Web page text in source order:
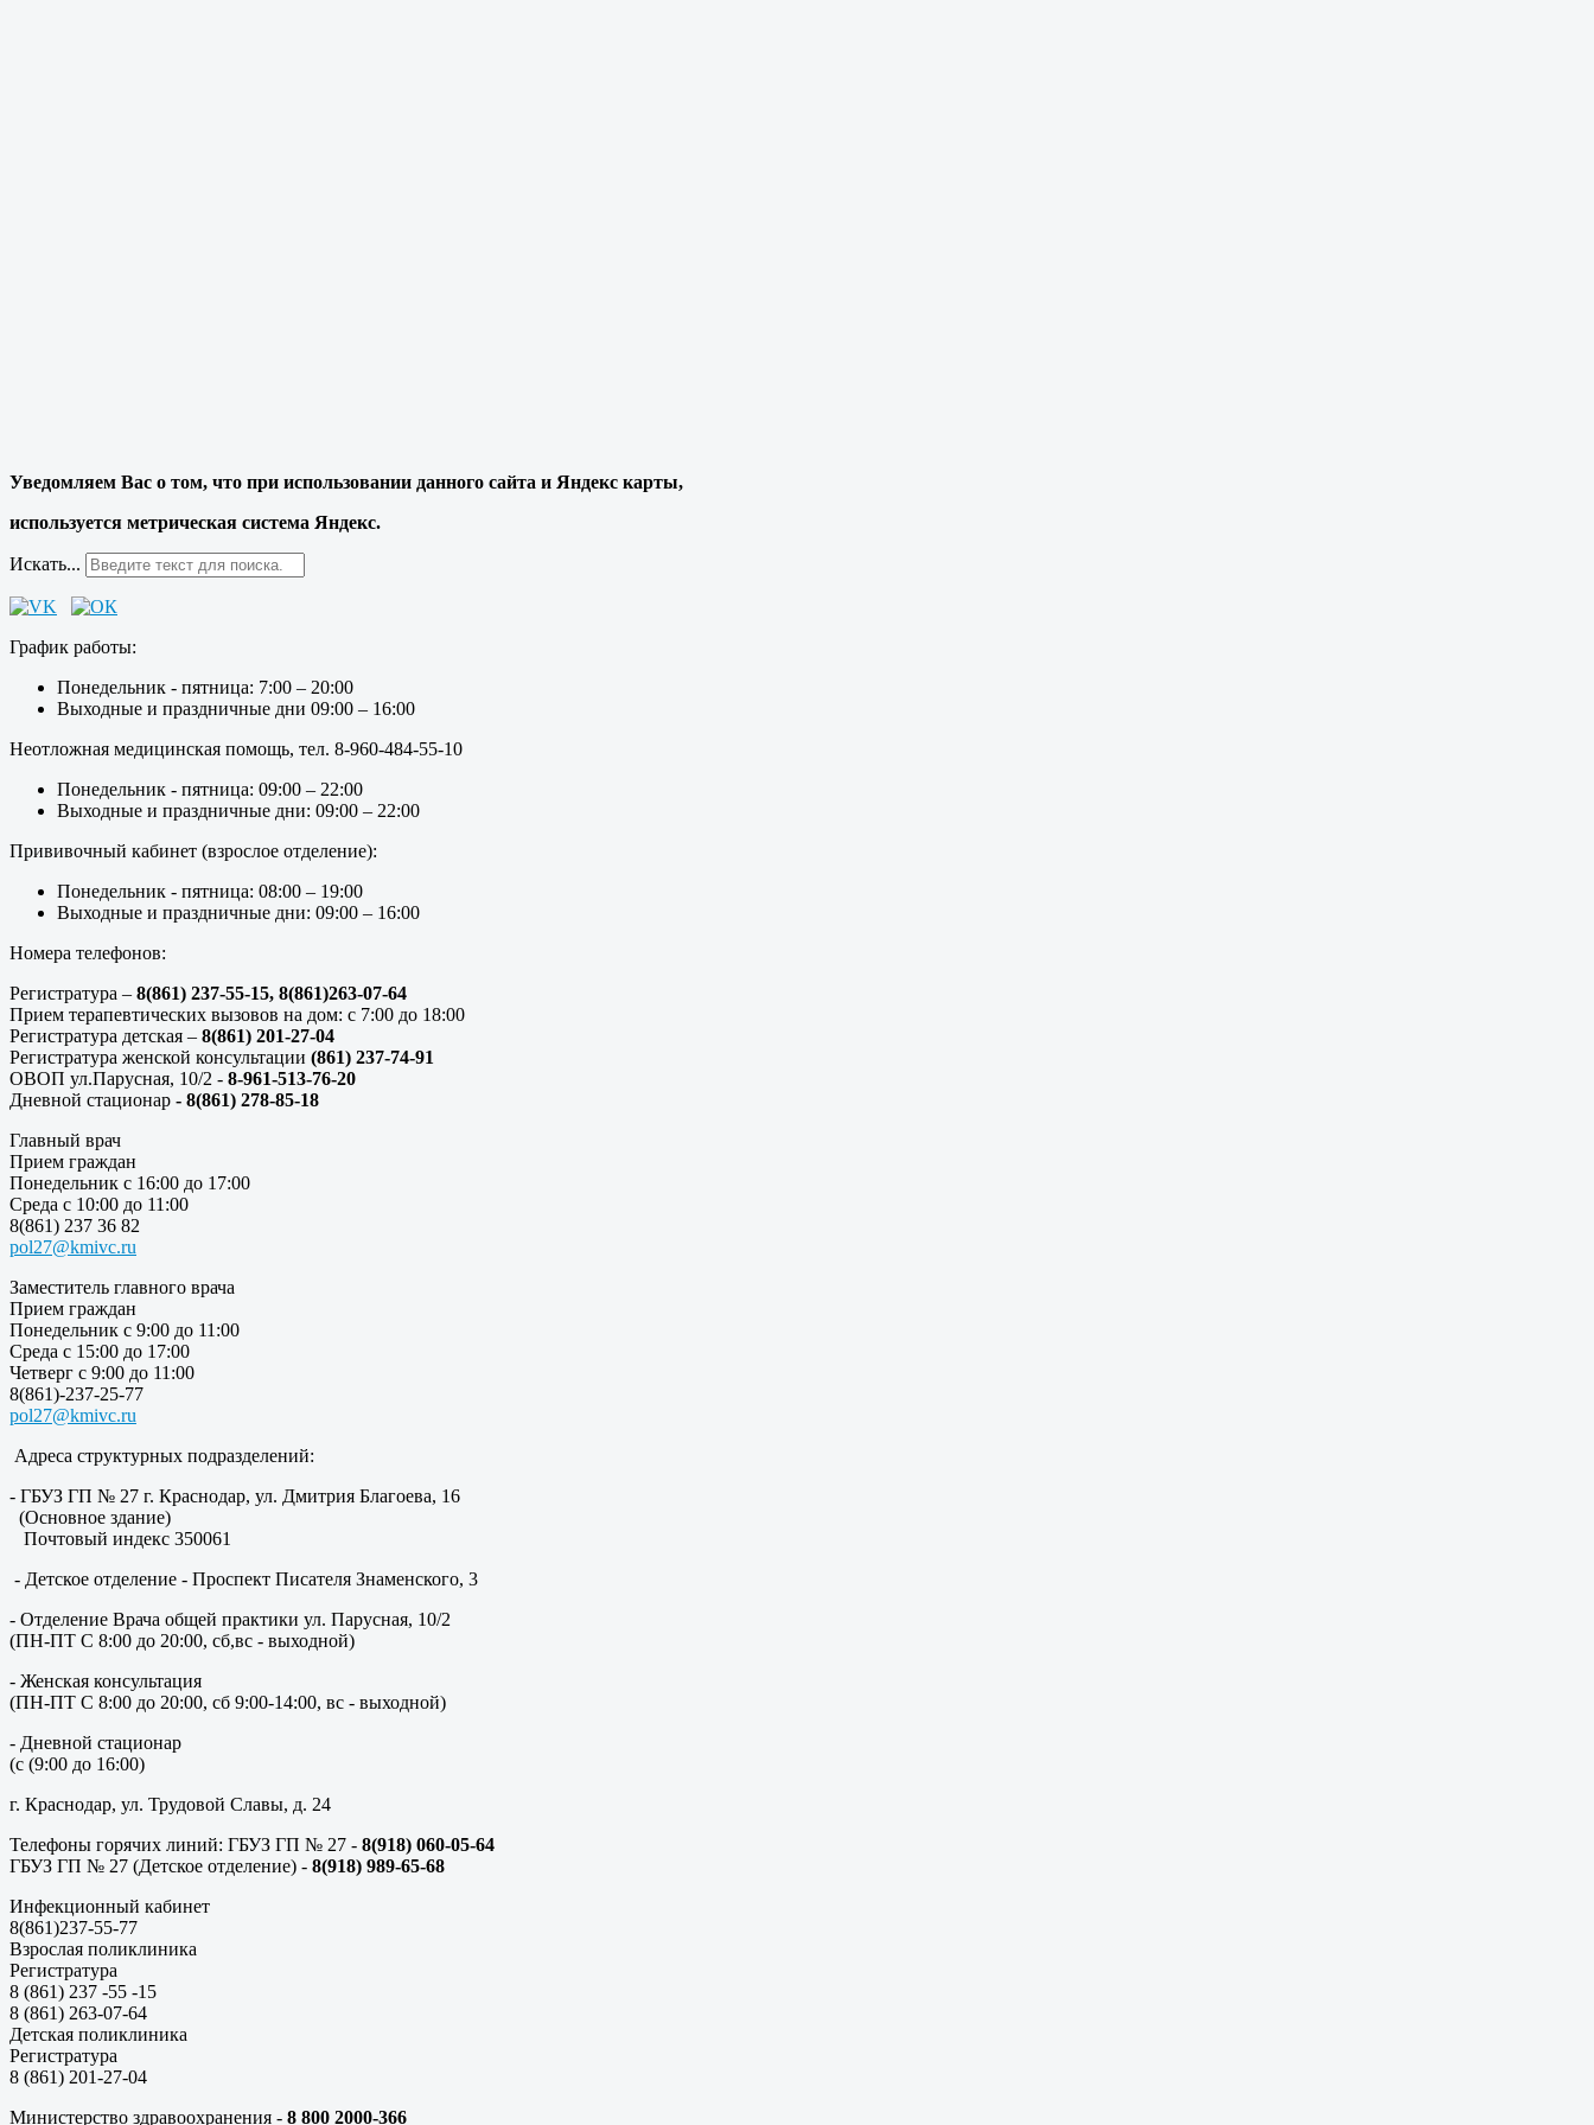
Уведомляем Вас о том, что при использовании данного сайта и Яндекс карты,
используется метрическая система Яндекс.
Искать...
График работы:
Понедельник - пятница: 7:00 – 20:00
Выходные и праздничные дни 09:00 – 16:00
Неотложная медицинская помощь, тел. 8-960-484-55-10
Понедельник - пятница: 09:00 – 22:00
Выходные и праздничные дни: 09:00 – 22:00
Прививочный кабинет (взрослое отделение):
Понедельник - пятница: 08:00 – 19:00
Выходные и праздничные дни: 09:00 – 16:00
Номера телефонов:
Регистратура – 8(861) 237-55-15, 8(861)263-07-64
Прием терапевтических вызовов на дом: с 7:00 до 18:00
Регистратура детская – 8(861) 201-27-04
Регистратура женской консультации (861) 237-74-91
ОВОП ул.Парусная, 10/2 - 8-961-513-76-20
Дневной стационар - 8(861) 278-85-18
Главный врач
Прием граждан
Понедельник с 16:00 до 17:00
Среда с 10:00 до 11:00
8(861) 237 36 82
pol27@kmivc.ru
Заместитель главного врача
Прием граждан
Понедельник с 9:00 до 11:00
Среда с 15:00 до 17:00
Четверг с 9:00 до 11:00
8(861)-237-25-77
pol27@kmivc.ru
Адреса структурных подразделений:
- ГБУЗ ГП № 27 г. Краснодар, ул. Дмитрия Благоева, 16
(Основное здание)
Почтовый индекс 350061
- Детское отделение - Проспект Писателя Знаменского, 3
- Отделение Врача общей практики ул. Парусная, 10/2
(ПН-ПТ С 8:00 до 20:00, сб,вс - выходной)
- Женская консультация
(ПН-ПТ С 8:00 до 20:00, сб 9:00-14:00, вс - выходной)
- Дневной стационар
(с (9:00 до 16:00)
г. Краснодар, ул. Трудовой Славы, д. 24
Телефоны горячих линий: ГБУЗ ГП № 27 - 8(918) 060-05-64
ГБУЗ ГП № 27 (Детское отделение) - 8(918) 989-65-68
Инфекционный кабинет
8(861)237-55-77
Взрослая поликлиника
Регистратура
8 (861) 237 -55 -15
8 (861) 263-07-64
Детская поликлиника
Регистратура
8 (861) 201-27-04
Министерство здравоохранения - 8 800 2000-366